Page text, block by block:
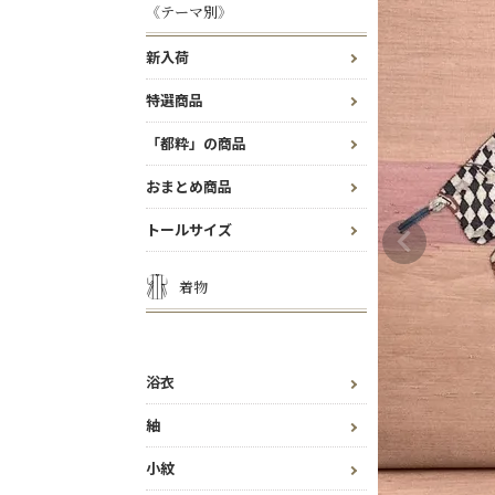
《テーマ別》
新入荷
特選商品
「都粋」の商品
おまとめ商品
トールサイズ
着物
浴衣
紬
小紋